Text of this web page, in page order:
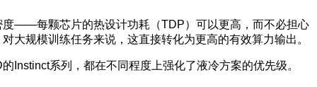
度——每颗芯片的热设计功耗（TDP）可以更高，而不必担心
大规模训练任务来说，这直接转化为更高的有效算力输出。
Instinct系列，都在不同程度上强化了液冷方案的优先级。